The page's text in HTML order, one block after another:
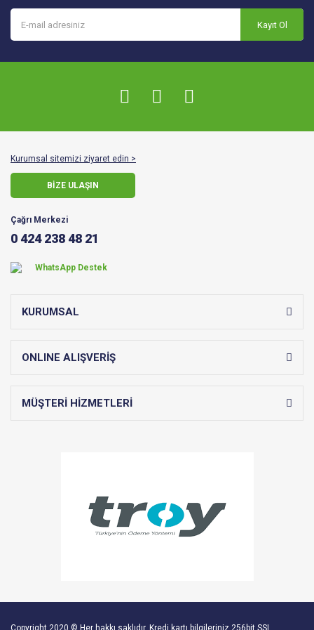
Kayıt Ol
Kurumsal sitemizi ziyaret edin >
BİZE ULAŞIN
Çağrı Merkezi
0 424 238 48 21
WhatsApp Destek
KURUMSAL
ONLINE ALIŞVERİŞ
MÜŞTERİ HİZMETLERİ
Copyright 2020 © Her hakkı saklıdır. Kredi kartı bilgileriniz 256bit SSL